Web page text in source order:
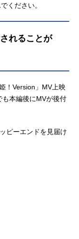
ください。
れることが
！Version」MV上映
本編後にMVが後付
ピーエンドを見届け